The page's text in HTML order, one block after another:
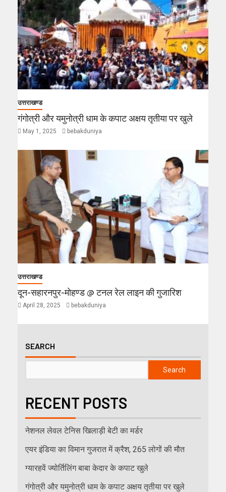
उत्तराखण्ड
गंगोत्री और यमुनोत्री धाम के कपाट अक्षय तृतीया पर खुले
May 1, 2025 bebakduniya
उत्तराखण्ड
दून-सहारनपुर-मोहण्ड @ टनल रेल लाइन की गुजारिश
April 28, 2025 bebakduniya
SEARCH
Search
RECENT POSTS
नेशनल लेवल टेनिस खिलाड़ी बेटी का मर्डर
एयर इंडिया का विमान गुजरात में क्रैश, 265 लोगों की मौत
ग्यारहवें ज्योर्तिलिंग बाबा केदार के कपाट खुले
गंगोत्री और यमुनोत्री धाम के कपाट अक्षय तृतीया पर खुले